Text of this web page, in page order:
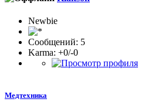
Newbie
Сообщений: 5
Karma: +0/-0
Медтехника